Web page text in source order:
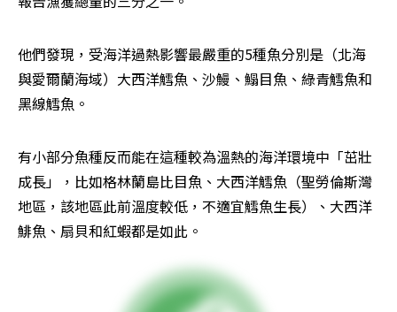
他們發現，受海洋過熱影響最嚴重的5種魚分別是（北海
與愛爾蘭海域）大西洋鱈魚、沙鰻、鰨目魚、綠青鱈魚和
黑線鱈魚。
有小部分魚種反而能在這種較為溫熱的海洋環境中「茁壯
成長」，比如格林蘭島比目魚、大西洋鱈魚（聖勞倫斯灣
地區，該地區此前溫度較低，不適宜鱈魚生長）、大西洋
鯡魚、扇貝和紅蝦都是如此。